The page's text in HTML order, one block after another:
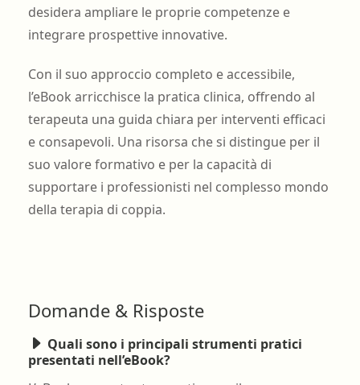
desidera ampliare le proprie competenze e
integrare prospettive innovative.
Con il suo approccio completo e accessibile,
l’eBook arricchisce la pratica clinica, offrendo al
terapeuta una guida chiara per interventi efficaci
e consapevoli. Una risorsa che si distingue per il
suo valore formativo e per la capacità di
supportare i professionisti nel complesso mondo
della terapia di coppia.
Domande & Risposte
Quali sono i principali strumenti pratici
presentati nell’eBook?